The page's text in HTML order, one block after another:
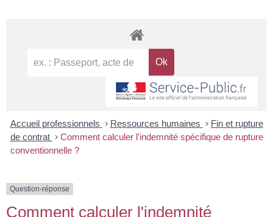
Accueil professionnels > Ressources humaines > Fin et rupture
de contrat > Comment calculer l'indemnité spécifique de rupture
conventionnelle ?
Question-réponse
Comment calculer l'indemnité